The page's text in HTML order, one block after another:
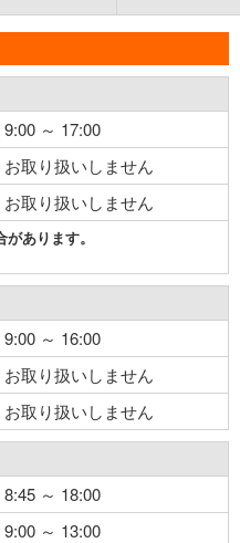
9:00 ～ 17:00
お取り扱いしません
お取り扱いしません
あります。
9:00 ～ 16:00
お取り扱いしません
お取り扱いしません
8:45 ～ 18:00
9:00 ～ 13:00